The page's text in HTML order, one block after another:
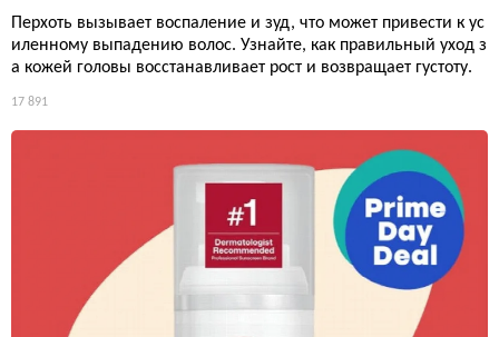
Перхоть вызывает воспаление и зуд, что может привести к ус
иленному выпадению волос. Узнайте, как правильный уход з
а кожей головы восстанавливает рост и возвращает густоту.
17 891